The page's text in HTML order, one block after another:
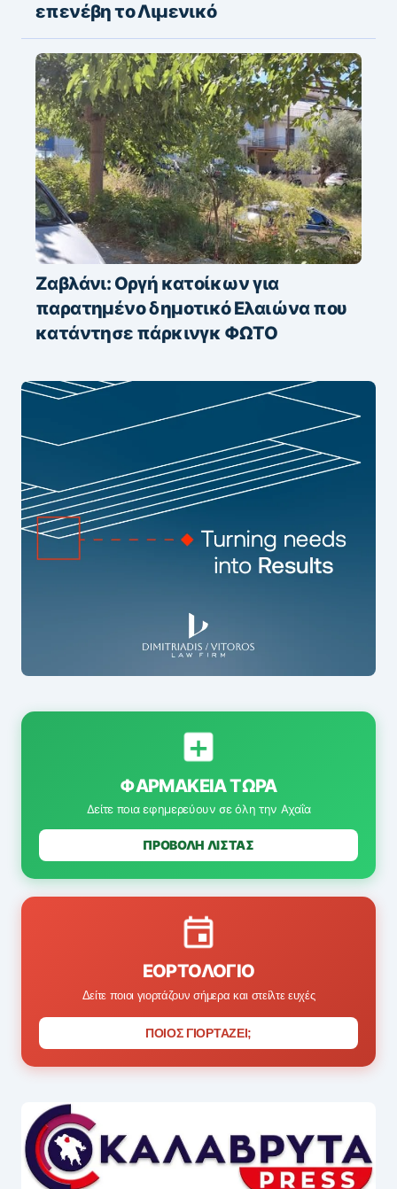
επενέβη το Λιμενικό
Ζαβλάνι: Οργή κατοίκων για
παρατημένο δημοτικό Ελαιώνα που
κατάντησε πάρκινγκ ΦΩΤΟ
ΦΑΡΜΑΚΕΊΑ ΤΏΡΑ
Δείτε ποια εφημερεύουν σε όλη την Αχαΐα
ΠΡΟΒΟΛΗ ΛΙΣΤΑΣ
ΕΟΡΤΟΛΌΓΙΟ
Δείτε ποιοι γιορτάζουν σήμερα και στείλτε ευχές
ΠΟΙΟΣ ΓΙΟΡΤΑΖΕΙ;